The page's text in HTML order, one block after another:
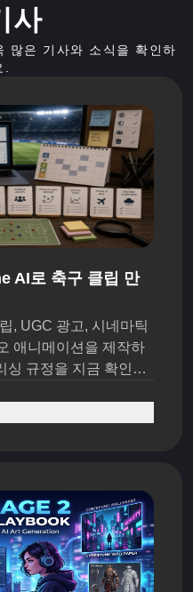
사
많은 기사와 소식을 확인하
AI로 축구 클립 만
, UGC 광고, 시네마틱
애니메이션을 제작하
싱 규정을 지금 확인하